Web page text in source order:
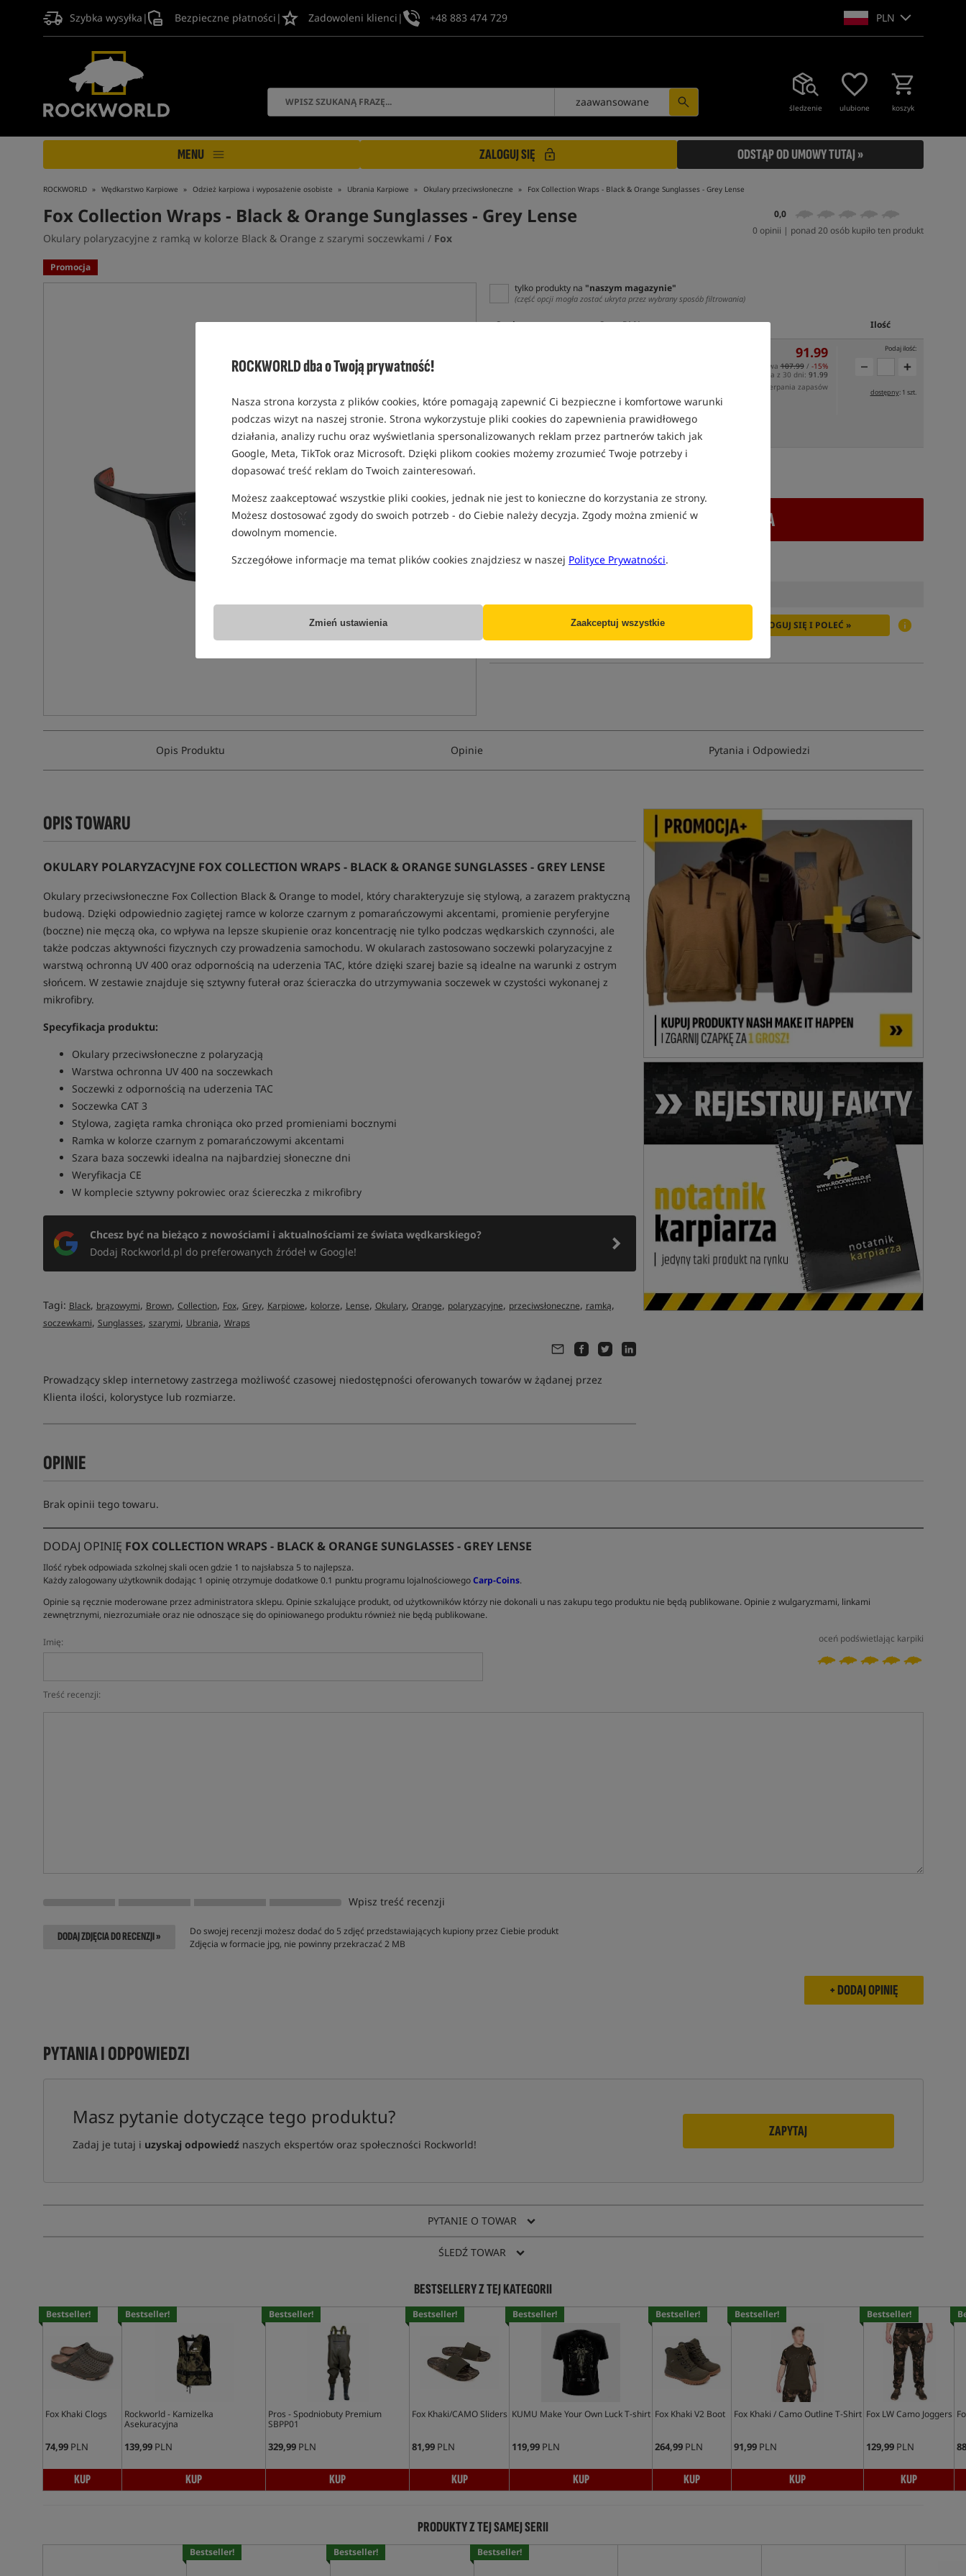
ROCKWORLD dba o Twoją prywatność!
Nasza strona korzysta z plików cookies, które pomagają zapewnić Ci bezpieczne i komfortowe warunki
podczas wizyt na naszej stronie. Strona wykorzystuje pliki cookies do zapewnienia prawidłowego
działania, analizy ruchu oraz wyświetlania spersonalizowanych reklam przez partnerów takich jak
Google, Meta, TikTok oraz Microsoft. Dzięki plikom cookies możemy zrozumieć Twoje potrzeby i
dopasować treść reklam do Twoich zainteresowań.
Możesz zaakceptować wszystkie pliki cookies, jednak nie jest to konieczne do korzystania ze strony.
Możesz dostosować zgody do swoich potrzeb - do Ciebie należy decyzja. Zgody można zmienić w
dowolnym momencie.
Szczegółowe informacje ma temat plików cookies znajdziesz w naszej Polityce Prywatności.
Zmień ustawienia Zaakceptuj wszystkie
Szybka wysyłka | Bezpieczne płatności | Zadowoleni klienci | +48 883 474 729 PLN
śledzenie ulubione koszyk
zaawansowane
MENU ZALOGUJ SIĘ ODSTĄP OD UMOWY TUTAJ »
Tym produktem interesują się:
ROCKWORLD Wędkarstwo Karpiowe Odzież karpiowa i wyposażenie osobiste Ubrania Karpiowe Okulary przeciwsłoneczne Fox Collection Wraps - Black & Orange Sunglasses - Grey Lense
Fox Collection Wraps - Black & Orange Sunglasses - Grey Lense
Okulary polaryzacyjne z ramką w kolorze Black & Orange z szarymi soczewkami / Fox
0,0
0 opinii | ponad 20 osób kupiło ten produkt
Promocja
tylko produkty na "naszym magazynie"
(część opcji mogła zostać ukryta przez wybrany sposób filtrowania)
Opcja Cena PLN Ilość
0,83
91.99
Cena katalogowa107.99/ -15%
Min. cena z 30 dni: 91.99
Koniec promocji: 09-08-2026, 23:59 lub do wyczerpania zapasów
Podaj ilość:
dostępny: 1 szt.
SPODZIEWANA WYSYŁKA JESZCZEDZIŚ
+ DODAJ DO KOSZYKA
Producent:
Poleć ten produkt znajomym: ZALOGUJ SIĘ I POLEĆ »
Opis Produktu Opinie Pytania i Odpowiedzi
OPIS TOWARU
OKULARY POLARYZACYJNE FOX COLLECTION WRAPS - BLACK & ORANGE SUNGLASSES - GREY LENSE
Okulary przeciwsłoneczne Fox Collection Black & Orange to model, który charakteryzuje się stylową, a zarazem praktyczną
budową. Dzięki odpowiednio zagiętej ramce w kolorze czarnym z pomarańczowymi akcentami, promienie peryferyjne
(boczne) nie męczą oka, co wpływa na lepsze skupienie oraz koncentrację nie tylko podczas wędkarskich czynności, ale
także podczas aktywności fizycznych czy prowadzenia samochodu. W okularach zastosowano soczewki polaryzacyjne z
warstwą ochronną UV 400 oraz odpornością na uderzenia TAC, które dzięki szarej bazie są idealne na warunki z ostrym
słońcem. W zestawie znajduje się sztywny futerał oraz ścieraczka do utrzymywania soczewek w czystości wykonanej z
mikrofibry.
Specyfikacja produktu:
Okulary przeciwsłoneczne z polaryzacją
Warstwa ochronna UV 400 na soczewkach
Soczewki z odpornością na uderzenia TAC
Soczewka CAT 3
Stylowa, zagięta ramka chroniąca oko przed promieniami bocznymi
Ramka w kolorze czarnym z pomarańczowymi akcentami
Szara baza soczewki idealna na najbardziej słoneczne dni
Weryfikacja CE
W komplecie sztywny pokrowiec oraz ściereczka z mikrofibry
Chcesz być na bieżąco z nowościami i aktualnościami ze świata wędkarskiego?
Dodaj Rockworld.pl do preferowanych źródeł w Google!
Tagi: Black, brązowymi, Brown, Collection, Fox, Grey, Karpiowe, kolorze, Lense, Okulary, Orange, polaryzacyjne, przeciwsłoneczne, ramką,
soczewkami, Sunglasses, szarymi, Ubrania, Wraps
Prowadzący sklep internetowy zastrzega możliwość czasowej niedostępności oferowanych towarów w żądanej przez
Klienta ilości, kolorystyce lub rozmiarze.
OPINIE
Brak opinii tego towaru.
DODAJ OPINIĘ FOX COLLECTION WRAPS - BLACK & ORANGE SUNGLASSES - GREY LENSE
Ilość rybek odpowiada szkolnej skali ocen gdzie 1 to najsłabsza 5 to najlepsza.
Każdy zalogowany użytkownik dodając 1 opinię otrzymuje dodatkowe 0.1 punktu programu lojalnościowegoCarp-Coins.
Opinie są ręcznie moderowane przez administratora sklepu. Opinie szkalujące produkt, od użytkowników którzy nie dokonali u nas zakupu tego produktu nie będą publikowane. Opinie z wulgaryzmami, linkami
zewnętrznymi, niezrozumiałe oraz nie odnoszące się do opiniowanego produktu również nie będą publikowane.
oceń podświetlając karpiki
Imię:
Treść recenzji:
Wpisz treść recenzji
DODAJ ZDJĘCIA DO RECENZJI »
Do swojej recenzji możesz dodać do 5 zdjęć przedstawiających kupiony przez Ciebie produkt
Zdjęcia w formacie jpg, nie powinny przekraczać 2 MB
PYTANIA I ODPOWIEDZI
Masz pytanie dotyczące tego produktu?
Zadaj je tutaj i uzyskaj odpowiedźnaszych ekspertów oraz społeczności Rockworld!
ZAPYTAJ
PYTANIE O TOWAR
ŚLEDŹ TOWAR
BESTSELLERY Z TEJ KATEGORII
Bestseller!
Fox Khaki Clogs
74,99PLN
KUP
Bestseller!
Rockworld - Kamizelka
Asekuracyjna
139,99PLN
KUP
Bestseller!
Pros - Spodniobuty Premium
SBPP01
329,99PLN
KUP
Bestseller!
Fox Khaki/CAMO Sliders
81,99PLN
KUP
Bestseller!
KUMU Make Your Own Luck T-shirt
119,99PLN
KUP
Bestseller!
Fox Khaki V2 Boot
264,99PLN
KUP
Bestseller!
Fox Khaki / Camo Outline T-Shirt
91,99PLN
KUP
Bestseller!
Fox LW Camo Joggers
129,99PLN
KUP
PRODUKTY Z TEJ SAMEJ SERII
Bestseller! Bestseller! Bestseller!